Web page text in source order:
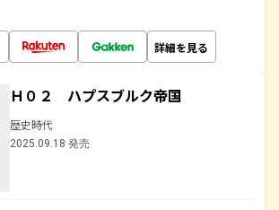
詳細を見る
Ｈ０２ ハプスブルク帝国
歴史時代
2025.09.18 発売